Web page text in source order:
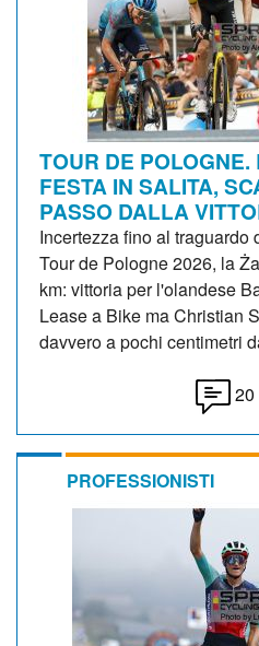
TOUR DE
FESTA IN SALITA,
PASSO DALLA
Incertezza fino al traguardo
Tour de Pologne 2026, la
km: vittoria per l'olandese
Lease a Bike ma Christian
davvero a pochi centimetri
20
PROFESSIONISTI